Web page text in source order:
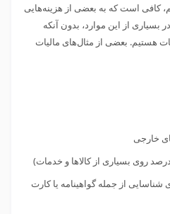
کافی است که به بعضی از هزینه‌هایی
بسیاری از این موارد، بدون آنکه
هستیم. بعضی از مثال‌های مالیات
خارجی
از جمله گواهینامه یا کارت